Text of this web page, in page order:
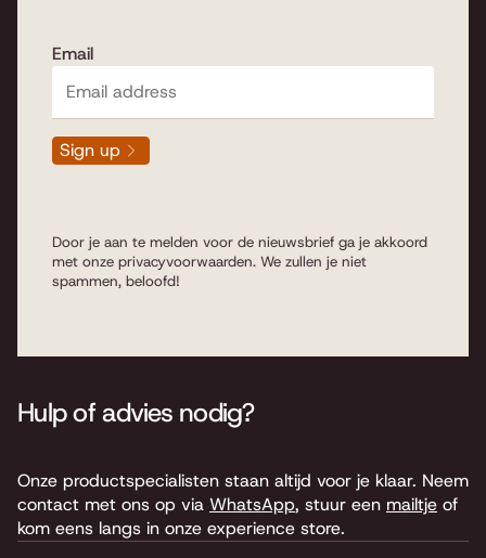
Email
Sign up
Door je aan te melden voor de nieuwsbrief ga je akkoord
met onze privacyvoorwaarden. We zullen je niet
spammen, beloofd!
Hulp of advies nodig?
Onze productspecialisten staan altijd voor je klaar. Neem
contact met ons op via WhatsApp, stuur een mailtje of
kom eens langs in onze experience store.